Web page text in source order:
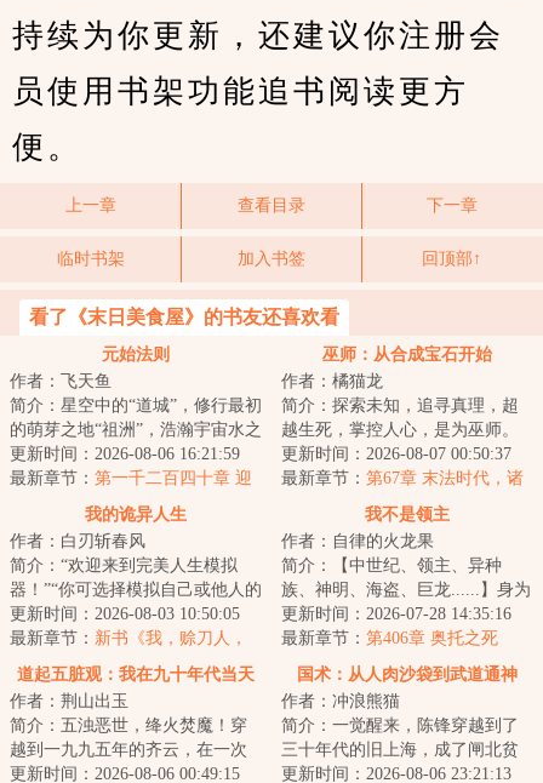
持续为你更新，还建议你注册会
员使用书架功能追书阅读更方
便。
上一章 查看目录 下一章
临时书架 加入书签 回顶部↑
看了《末日美食屋》的书友还喜欢看
元始法则
作者：飞天鱼
简介：星空中的“道城”，修行最初
的萌芽之地“祖洲”，浩瀚宇宙水之
起源“神仓古泽”，虚暗禁区“战斧
座...
更新时间：2026-08-06 16:21:59
最新章节： 第一千二百四十章 迎
巫师：从合成宝石开始
作者：橘猫龙
简介：探索未知，追寻真理，超
越生死，掌控人心，是为巫师。
在这个资源相对匮乏的巫师世界
之中，穿越者洛...
更新时间：2026-08-07 00:50:37
最新章节： 第67章 末法时代，诸
圣告别，此世陷入倒计时！
我的诡异人生
作者：白刃斩春风
简介：“欢迎来到完美人生模拟
器！”“你可选择模拟自己或他人的
人生，以此寻求诸多人生难题的
解决方案！...
更新时间：2026-08-03 10:50:05
最新章节： 新书《我，赊刀人，
斗鬼神》已发
我不是领主
作者：自律的火龙果
简介：【中世纪、领主、异种
族、神明、海盗、巨龙......】身为
马匪头子，林恩本没有改变这个
时代的义务。...
更新时间：2026-07-28 14:35:16
最新章节： 第406章 奥托之死
道起五脏观：我在九十年代当天
师
作者：荆山出玉
简介：五浊恶世，绛火焚魔！穿
越到一九九五年的齐云，在一次
山村的婚宴上。一则关于“神仙
更新时间：2026-08-06 00:49:15
国术：从人肉沙袋到武道通神
作者：冲浪熊猫
简介：一觉醒来，陈锋穿越到了
三十年代的旧上海，成了闸北贫
民，在黑拳场当人肉桩。斧头社
更新时间：2026-08-06 23:21:13